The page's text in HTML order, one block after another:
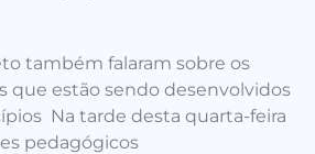
também falaram sobre os
que estão sendo desenvolvidos
Na tarde desta quarta-feira
pedagógicos